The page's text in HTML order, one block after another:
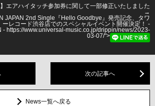
】エアハイタッチ参加券に関して一部修正いたしました
→
JAPAN 2nd Single『Hello Goodbye』発売記念、タワ
ーレコード渋谷店でのスペシャルイベント開催決定！ -
- https://www.universal-music.co.jp/drippin/news/2023-
03-07/">
次の記事へ
News一覧へ戻る